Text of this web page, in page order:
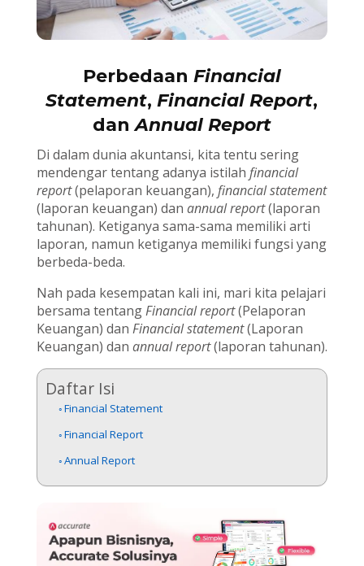
Perbedaan Financial
Statement,Financial Report,
danAnnual Report
Di dalam dunia akuntansi, kita tentu sering
mendengar tentang adanya istilah financial
report(pelaporan keuangan), financial statement
(laporan keuangan) dan annual report(laporan
tahunan). Ketiganya sama-sama memiliki arti
laporan, namun ketiganya memiliki fungsi yang
berbeda-beda.
Nah pada kesempatan kali ini, mari kita pelajari
bersama tentangFinancial report(Pelaporan
Keuangan) dan Financial statement(Laporan
Keuangan) dan annual report(laporan tahunan).
Daftar Isi
Financial Statement
Financial Report
Annual Report